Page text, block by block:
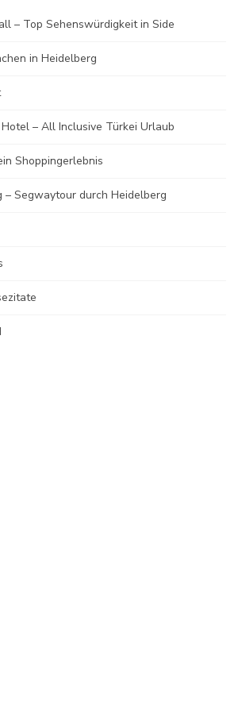
– Top Sehenswürdigkeit in Side
in Heidelberg
– All Inclusive Türkei Urlaub
Shoppingerlebnis
– Segwaytour durch Heidelberg